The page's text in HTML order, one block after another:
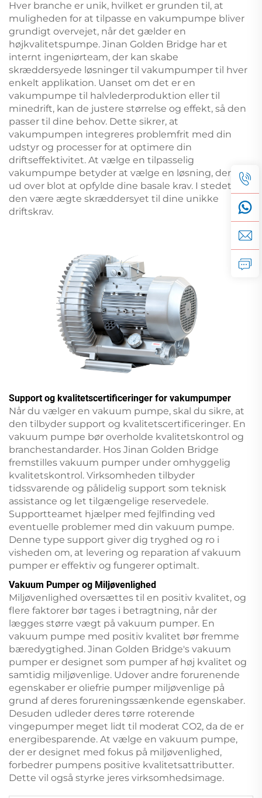
Hver branche er unik, hvilket er grunden til, at
muligheden for at tilpasse en vakumpumpe bliver
grundigt overvejet, når det gælder en
højkvalitetspumpe. Jinan Golden Bridge har et
internt ingeniørteam, der kan skabe
skræddersyede løsninger til vakumpumper til hver
enkelt applikation. Uanset om det er en
vakumpumpe til halvlederproduktion eller til
minedrift, kan de justere størrelse og effekt, så den
passer til dine behov. Dette sikrer, at
vakumpumpen integreres problemfrit med din
udstyr og processer for at optimere din
driftseffektivitet. At vælge en tilpasselig
vakumpumpe betyder at vælge en løsning, der går
ud over blot at opfylde dine basale krav. I stedet vil
den være ægte skræddersyet til dine unikke
driftskrav.
Support og kvalitetscertificeringer for vakumpumper
Når du vælger en vakuum pumpe, skal du sikre, at
den tilbyder support og kvalitetscertificeringer. En
vakuum pumpe bør overholde kvalitetskontrol og
branchestandarder. Hos Jinan Golden Bridge
fremstilles vakuum pumper under omhyggelig
kvalitetskontrol. Virksomheden tilbyder
tidssvarende og pålidelig support som teknisk
assistance og let tilgængelige reservedele.
Supportteamet hjælper med fejlfinding ved
eventuelle problemer med din vakuum pumpe.
Denne type support giver dig tryghed og ro i
visheden om, at levering og reparation af vakuum
pumper er effektiv og fungerer optimalt.
Vakuum Pumper og Miljøvenlighed
Miljøvenlighed oversættes til en positiv kvalitet, og
flere faktorer bør tages i betragtning, når der
lægges større vægt på vakuum pumper. En
vakuum pumpe med positiv kvalitet bør fremme
bæredygtighed. Jinan Golden Bridge's vakuum
pumper er designet som pumper af høj kvalitet og
samtidig miljøvenlige. Udover andre forurenende
egenskaber er oliefrie pumper miljøvenlige på
grund af deres forureningssænkende egenskaber.
Desuden udleder deres tørre roterende
vingepumper meget lidt til moderat CO2, da de er
energibesparende. At vælge en vakuum pumpe,
der er designet med fokus på miljøvenlighed,
forbedrer pumpens positive kvalitetsattributter.
Dette vil også styrke jeres virksomhedsimage.